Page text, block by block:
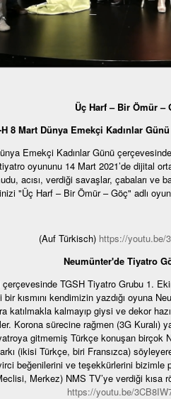
Üç Harf – Bir Ömür –
H 8 Mart Dünya Emekçi Kadınlar
Emekçi Kadınlar Günü
tiyatro oyununu 14 Mart 2021’de dijital
acısı, verdiği savaşlar, çabaları ve
"Üç Harf – Bir Ömür – Göç" adlı
(Auf Türkisch) https://youtu.be/
Neumünter'de Tiyatro
TGSH Tiyatro Grubu 1.
kısmını kendimizin yazdığı oyuna
katılmakla kalmayıp giysi ve dekor
Korona sürecine rağmen (3G Kuralı)
gitmemiş Türkçe konuşan birçok
(ikisi Türkçe, biri Fransızca)
beğenilerini ve teşekkürlerini bizimle
Merkez) NMS TV’ye verdiği kısa
https://youtu.be/